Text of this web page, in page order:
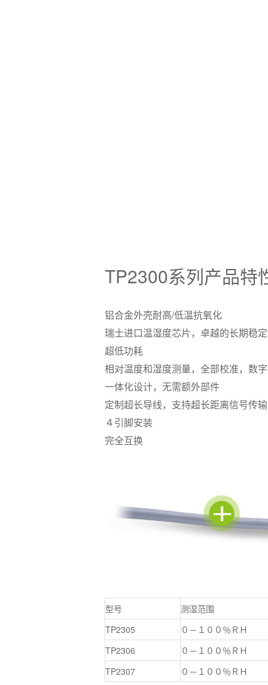
TP2300系列产品特
铝合金外壳耐高/低温抗氧化
瑞士进口温湿度芯片，卓越的长期稳
超低功耗
相对温度和湿度测量，全部校准，数
一体化设计，无需额外部件
定制超长导线，支持超长距离信号传输
４引脚安装
完全互换
型号
测湿范围
TP2305
０－１００％ＲＨ
TP2306
０－１００％ＲＨ
TP2307
０－１００％ＲＨ